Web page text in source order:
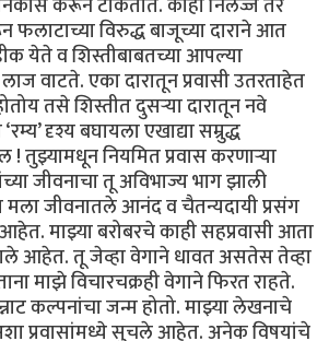
विरुद्ध बाजूच्या दाराने आत
येते व शिस्तीबाबतच्या आपल्या
वाटते. एका दारातून प्रवासी उतरताहेत
तसे शिस्तीत दुसऱ्या दारातून नवे
दृश्य बघायला एखाद्या सम्रुद्ध
तुझ्यामधून नियमित प्रवास करणाऱ्या
जीवनाचा तू अविभाज्य भाग झाली
जीवनातले आनंद व चैतन्यदायी प्रसंग
माझ्या बरोबरचे काही सहप्रवासी आता
आहेत. तू जेव्हा वेगाने धावत असतेस तेव्हा
माझे विचारचक्रही वेगाने फिरत राहते.
कल्पनांचा जन्म होतो. माझ्या लेखनाचे
प्रवासांमध्ये सुचले आहेत. अनेक विषयांचे